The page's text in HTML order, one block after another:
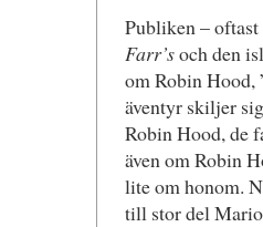
Publiken –
Farr’soch den
om Robin Hood,
äventyr skiljer
Robin Hood, de
även om Robin
lite om honom.
till stor del